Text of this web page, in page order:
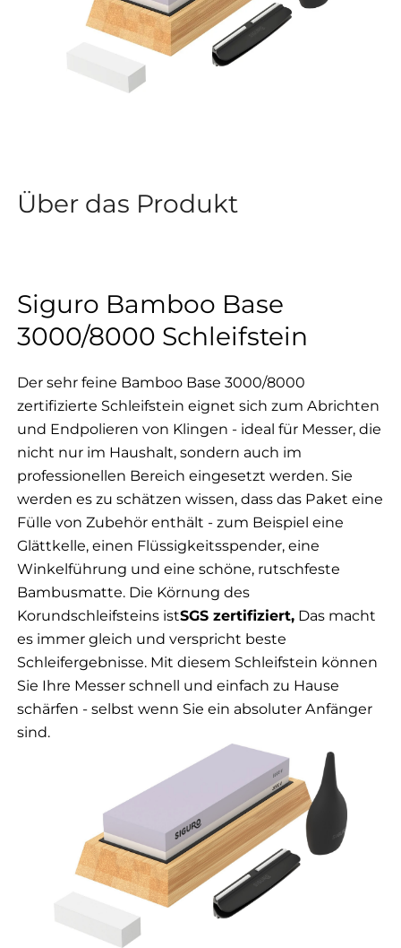
Über das Produkt
Siguro Bamboo Base
3000/8000 Schleifstein
Der sehr feine Bamboo Base 3000/8000
zertifizierte Schleifstein eignet sich zum Abrichten
und Endpolieren von Klingen - ideal für Messer, die
nicht nur im Haushalt, sondern auch im
professionellen Bereich eingesetzt werden. Sie
werden es zu schätzen wissen, dass das Paket eine
Fülle von Zubehör enthält - zum Beispiel eine
Glättkelle, einen Flüssigkeitsspender, eine
Winkelführung und eine schöne, rutschfeste
Bambusmatte. Die Körnung des
Korundschleifsteins istSGS zertifiziert, Das macht
es immer gleich und verspricht beste
Schleifergebnisse. Mit diesem Schleifstein können
Sie Ihre Messer schnell und einfach zu Hause
schärfen - selbst wenn Sie ein absoluter Anfänger
sind.